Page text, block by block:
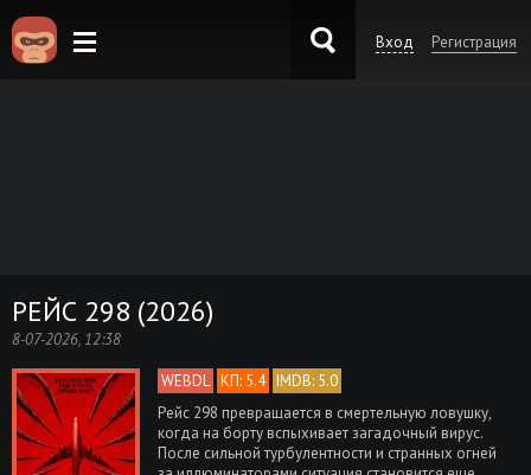
Вход Регистрация
РЕЙС 298 (2026)
8-07-2026, 12:38
WEBDL КП: 5.4 IMDB: 5.0
Рейс 298 превращается в смертельную ловушку,
когда на борту вспыхивает загадочный вирус.
После сильной турбулентности и странных огней